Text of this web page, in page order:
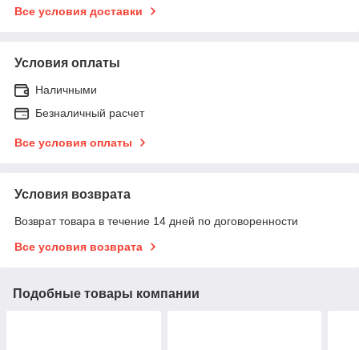
Все условия доставки
Условия оплаты
Наличными
Безналичный расчет
Все условия оплаты
Условия возврата
Возврат товара в течение 14 дней по договоренности
Все условия возврата
Подобные товары компании